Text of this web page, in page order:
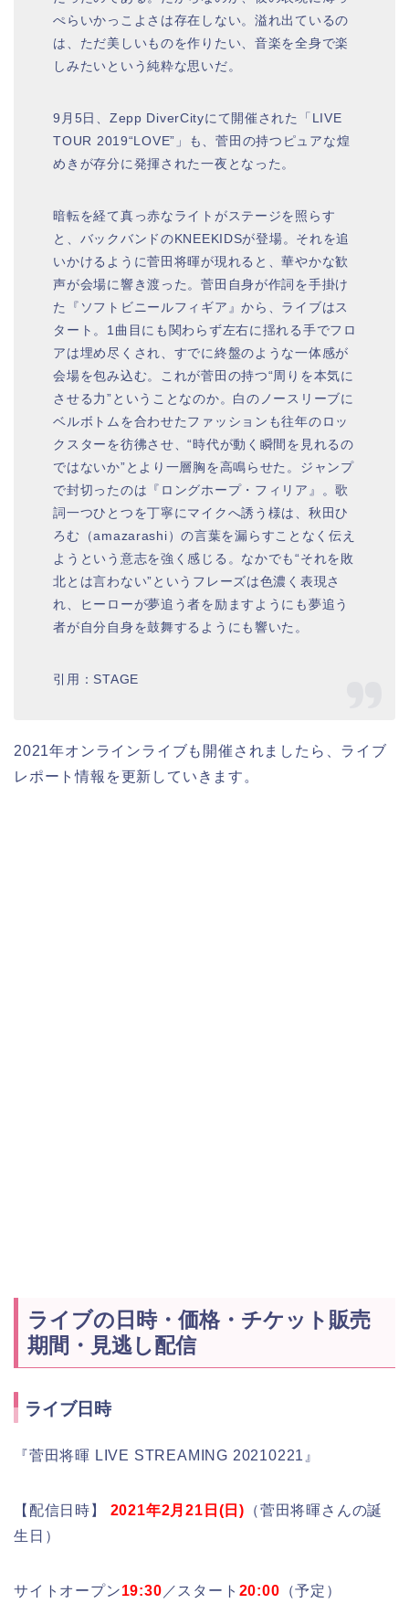
ぺらいかっこよさは存在しない。溢れ出ているの
は、ただ美しいものを作りたい、音楽を全身で楽
しみたいという純粋な思いだ。
9月5日、Zepp DiverCityにて開催された「LIVE
TOUR 2019“LOVE”」も、菅田の持つピュアな煌
めきが存分に発揮された一夜となった。
暗転を経て真っ赤なライトがステージを照らす
と、バックバンドのKNEEKIDSが登場。それを追
いかけるように菅田将暉が現れると、華やかな歓
声が会場に響き渡った。菅田自身が作詞を手掛け
た『ソフトビニールフィギア』から、ライブはス
タート。1曲目にも関わらず左右に揺れる手でフロ
アは埋め尽くされ、すでに終盤のような一体感が
会場を包み込む。これが菅田の持つ“周りを本気に
させる力”ということなのか。白のノースリーブに
ベルボトムを合わせたファッションも往年のロッ
クスターを彷彿させ、“時代が動く瞬間を見れるの
ではないか”とより一層胸を高鳴らせた。ジャンプ
で封切ったのは『ロングホープ・フィリア』。歌
詞一つひとつを丁寧にマイクへ誘う様は、秋田ひ
ろむ（amazarashi）の言葉を漏らすことなく伝え
ようという意志を強く感じる。なかでも“それを敗
北とは言わない”というフレーズは色濃く表現さ
れ、ヒーローが夢追う者を励ますようにも夢追う
者が自分自身を鼓舞するようにも響いた。
引用：STAGE
2021年オンラインライブも開催されましたら、ライブ
レポート情報を更新していきます。
ライブの日時・価格・チケット販売
期間・見逃し配信
ライブ日時
『菅田将暉 LIVE STREAMING 20210221』
【配信日時】 2021年2月21日(日) （菅田将暉さんの誕
生日）
サイトオープン19:30 ／スタート 20:00 （予定）